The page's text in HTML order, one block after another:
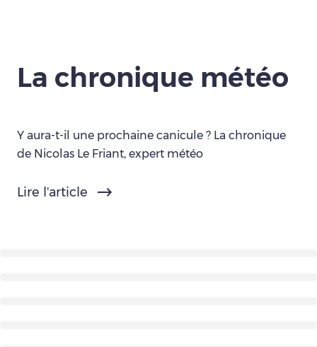
La chronique météo
Y aura-t-il une prochaine canicule ? La chronique
de Nicolas Le Friant, expert météo
Lire l'article